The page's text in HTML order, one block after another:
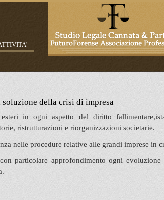
della crisi di impresa
in ogni aspetto del diritto
ristrutturazioni e riorganizzazioni societarie.
nelle procedure relative alle grandi imprese in
particolare approfondimento ogni evoluzione